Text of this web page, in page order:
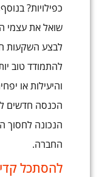
כפילויות?
שואל את עצמי
לבצע השקעות
להתמודד טוב
והיעילות או
הכנסה חדשים
הנכונה לחסוך
החברה.
להסתכל